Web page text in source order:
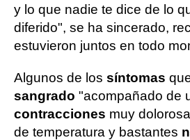
y lo que nadie te dice de lo
diferido", se ha sincerado,
estuvieron juntos en todo
Algunos de los síntomas
sangrado "acompañado de
contracciones muy
de temperatura y bastantes